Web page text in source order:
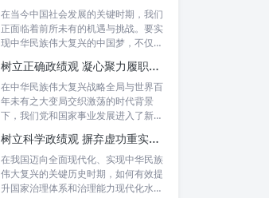
在当今中国社会发展的关键时期，我们
正面临着前所未有的机遇与挑战。要实
现中华民族伟大复兴的中国梦，不仅需
树立正确政绩观 凝心聚力履职尽责：新时代干事创业的根本遵循
在中华民族伟大复兴战略全局与世界百
年未有之大变局交织激荡的时代背景
下，我们党和国家事业发展进入了新的
树立科学政绩观 摒弃虚功重实绩：迈向高质量发展的必由之路
在我国迈向全面现代化、实现中华民族
伟大复兴的关键历史时期，如何有效提
升国家治理体系和治理能力现代化水
现代办公室工作的挑战与机遇
一、强化大局意识：站高一线，
胸怀全局
二、强化责任意识：勇于担当，
使命必达
三、强化服务意识：内促协作，
外赢口碑